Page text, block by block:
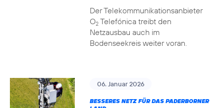
Der Telekommunikationsanbieter
O2Telefónica treibt den
Netzausbau auch im
Bodenseekreis weiter voran.
06. Januar 2026
BESSERES NETZ FÜR DAS PADERBORNER